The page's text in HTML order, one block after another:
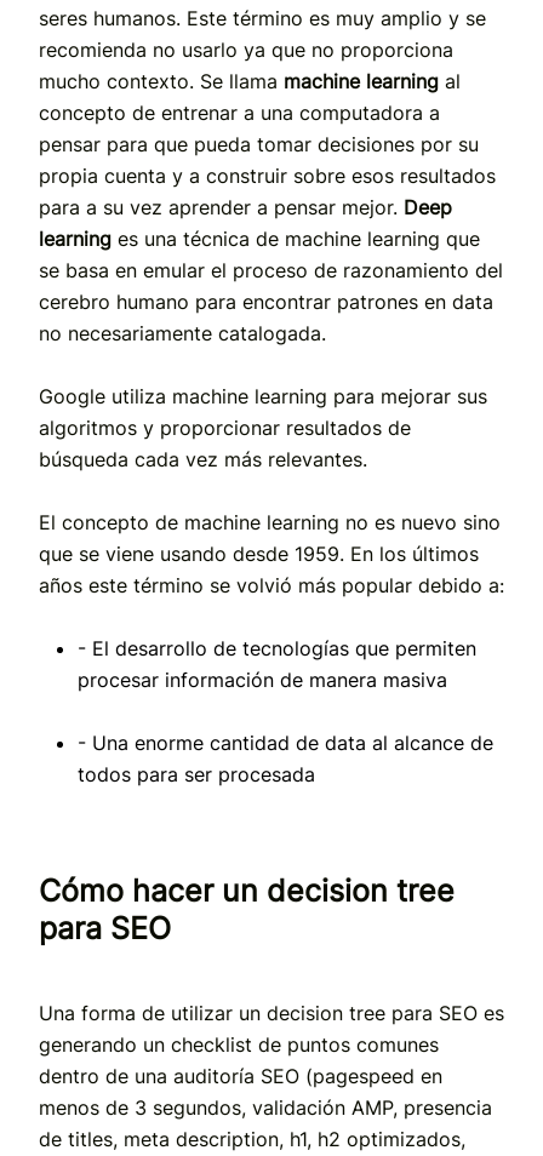
seres humanos. Este término es muy amplio y se
recomienda no usarlo ya que no proporciona
mucho contexto. Se llama machine learning al
concepto de entrenar a una computadora a
pensar para que pueda tomar decisiones por su
propia cuenta y a construir sobre esos resultados
para a su vez aprender a pensar mejor. Deep
learning es una técnica de machine learning que
se basa en emular el proceso de razonamiento del
cerebro humano para encontrar patrones en data
no necesariamente catalogada.
Google utiliza machine learning para mejorar sus
algoritmos y proporcionar resultados de
búsqueda cada vez más relevantes.
El concepto de machine learning no es nuevo sino
que se viene usando desde 1959. En los últimos
años este término se volvió más popular debido a:
- El desarrollo de tecnologías que permiten
procesar información de manera masiva
- Una enorme cantidad de data al alcance de
todos para ser procesada
Cómo hacer un decision tree
para SEO
Una forma de utilizar un decision tree para SEO es
generando un checklist de puntos comunes
dentro de una auditoría SEO (pagespeed en
menos de 3 segundos, validación AMP, presencia
de titles, meta description, h1, h2 optimizados,